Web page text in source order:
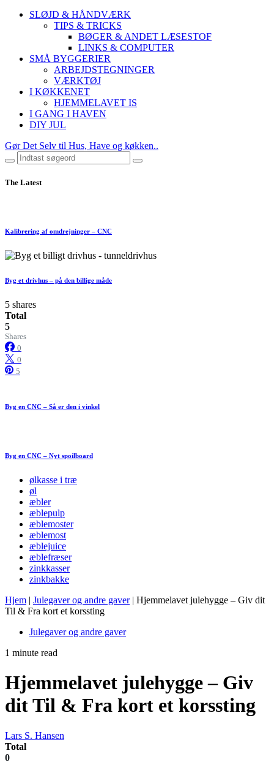
SLØJD & HÅNDVÆRK
TIPS & TRICKS
BØGER & ANDET LÆSESTOF
LINKS & COMPUTER
SMÅ BYGGERIER
ARBEJDSTEGNINGER
VÆRKTØJ
I KØKKENET
HJEMMELAVET IS
I GANG I HAVEN
DIY JUL
Gør Det Selv til Hus, Have og køkken..
The Latest
Kalibrering af omdrejninger – CNC
Byg et drivhus – på den billige måde
5 shares
Total
5
Shares
0
0
5
Byg en CNC – Så er den i vinkel
Byg en CNC – Nyt spoilboard
ølkasse i træ
øl
æbler
æblepulp
æblemoster
æblemost
æblejuice
æblefræser
zinkkasser
zinkbakke
Hjem | Julegaver og andre gaver | Hjemmelavet julehygge – Giv dit
Til & Fra kort et korssting
Julegaver og andre gaver
1 minute read
Hjemmelavet julehygge – Giv
dit Til & Fra kort et korssting
Lars S. Hansen
Total
0